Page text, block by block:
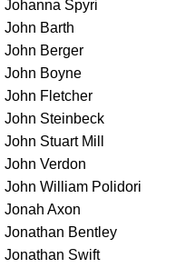
Johanna Spyri
John Barth
John Berger
John Boyne
John Fletcher
John Steinbeck
John Stuart Mill
John Verdon
John William Polidori
Jonah Axon
Jonathan Bentley
Jonathan Swift